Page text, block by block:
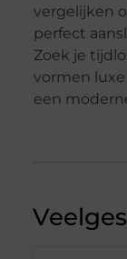
vergelijken
perfect
Zoek je
vormen
een